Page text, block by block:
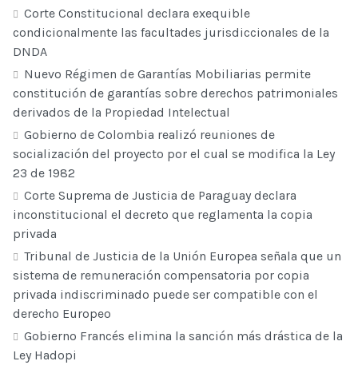
Corte Constitucional declara exequible
condicionalmente las facultades jurisdiccionales de la
DNDA
Nuevo Régimen de Garantías Mobiliarias permite
constitución de garantías sobre derechos patrimoniales
derivados de la Propiedad Intelectual
Gobierno de Colombia realizó reuniones de
socialización del proyecto por el cual se modifica la Ley
23 de 1982
Corte Suprema de Justicia de Paraguay declara
inconstitucional el decreto que reglamenta la copia
privada
Tribunal de Justicia de la Unión Europea señala que un
sistema de remuneración compensatoria por copia
privada indiscriminado puede ser compatible con el
derecho Europeo
Gobierno Francés elimina la sanción más drástica de la
Ley Hadopi